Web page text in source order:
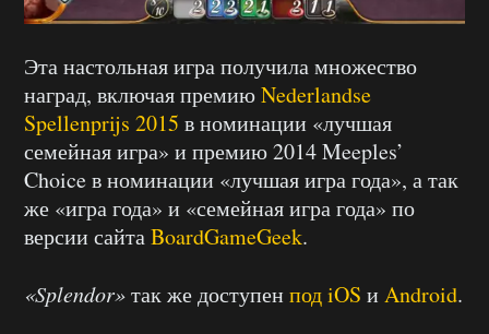
Эта настольная игра получила множество
наград, включая премиюNederlandse
Spellenprijs 2015 в номинации «лучшая
семейная игра» и премию 2014 Meeples’
Choice в номинации «лучшая игра года», а так
же «игра года» и «семейная игра года» по
версии сайтаBoardGameGeek.
«Splendor»так же доступен под iOS и Android.